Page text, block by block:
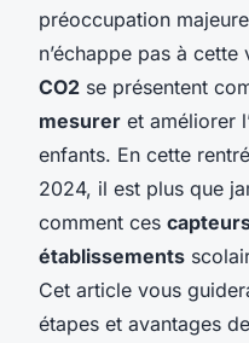
préoccupation
n’échappe pas à cette
CO2 se présentent
mesurer et améliorer
enfants. En cette
2024, il est plus que
comment ces
établissements
Cet article vous
étapes et avantages